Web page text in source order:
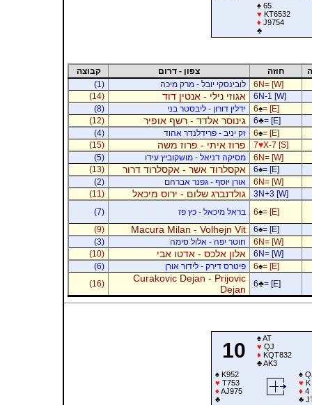
♠65
♥ KT6532
♦ J9754
♣
חוזה צפון - דרום
קבוצה
6N= [W]
לובינסקי יובל - מרק מיכה
(1)
6N-1 [W]
אגוזי נילי - אנטין דוד
(14)
6♠= [E] ידלין דורון - ליבסטר בני
(8)
6♣= [E] גינוסר אלדד - רשף אופיר
(12)
6♠= [E] זק יניב - פרידלנדר אהוד
(4)
7♥X-7 [S] פרוז איתי - פרוז משה
(15)
6N= [W]
מסיקה דניאל - מושקוביץ עידו
(5)
6♠= [E] אקסלרוד אשר - אקסלרוד דרור
(13)
6N= [W]
אורן יוסף - גפנר אברהם
(2)
3N+3 [W]
גולדנברג שלום - ירוס מיכאל
(11)
6♠= [E] בראל מיכאל - כץ פז
(7)
6♠= [E]
Macura Milan - Volhejn Vit
(9)
6N= [W]
חוטר יפה - אלול סימה
(3)
6N= [W]
אלון אלכס - אדטו אבי
(10)
6♠= [E] פיטרס דירק - לידור אורן
(6)
6♣= [E]
Curakovic Dejan - Prijovic
Dejan
(16)
10
♠AT
♥ QJ
♦ KQT832
♣AK3
♠K952
♥ T753
♦ AJ975
♣
♠
♥ K
♦ 4
♣